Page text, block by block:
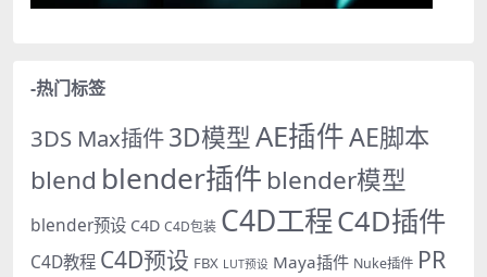
-热门标签
3DS Max插件3D模型AE插件AE脚本
blend blender插件 blender模型
blender预设 C4D C4D包装 C4D工程C4D插件
C4D教程 C4D预设 FBX LUT预设 Maya插件 Nuke插件 PR